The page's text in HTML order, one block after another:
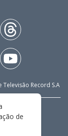
Televisão Record S.A
de